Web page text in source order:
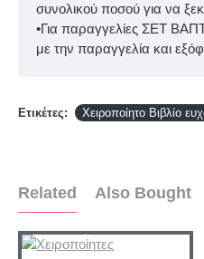
συνολικού ποσού για να
•Για παραγγελίες ΣΕΤ
με την παραγγελία και
Ετικέτες: Χειροποίητο Βιβλίο
Related Also Bought